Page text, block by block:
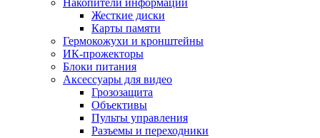
Накопители информации
Жесткие диски
Карты памяти
Гермокожухи и кронштейны
ИК-прожекторы
Блоки питания
Аксессуары для видео
Грозозащита
Объективы
Пульты управления
Разъемы и переходники